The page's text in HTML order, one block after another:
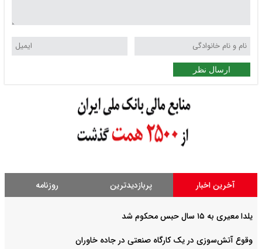
ارسال نظر
آخرین اخبار پربازدیدترین روزنامه
یلدا معیری به ۱۵ سال حبس محکوم شد
وقوع آتش‌سوزی در یک کارگاه صنعتی در جاده خاوران